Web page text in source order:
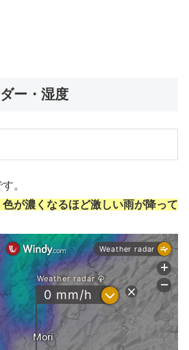
ー・湿度
。
が濃くなるほど激しい雨が降って